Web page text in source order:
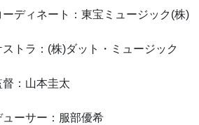
ーディネート：東宝ミュージック(株)
ストラ：(株)ダット・ミュージック
督：山本圭太
ューサー：服部優希